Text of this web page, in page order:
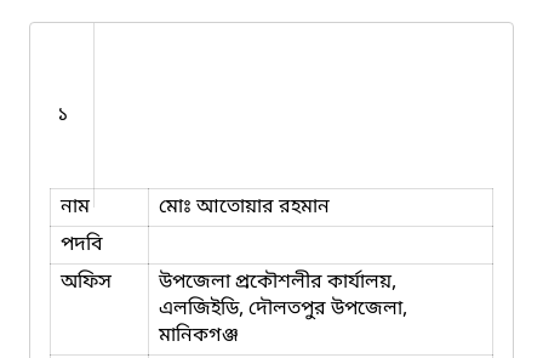
১
নাম
মোঃ আতোয়ার রহমান
পদবি
অফিস
উপজেলা প্রকৌশলীর কার্যালয়,
এলজিইডি, দৌলতপুর উপজেলা,
মানিকগঞ্জ